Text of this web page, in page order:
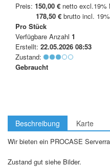
Preis: 150,00 € netto excl.19%
178,50 € brutto incl.
Pro Stück
Verfügbare Anzahl 1
Erstellt: 22.05.2026 08:53
Zustand:
Gebraucht
Beschreibung Karte
Wir bieten ein PROCASE
Zustand gut siehe Bilder.